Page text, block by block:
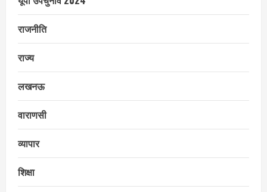
राजनीति
राज्य
लखनऊ
वाराणसी
व्यापार
शिक्षा